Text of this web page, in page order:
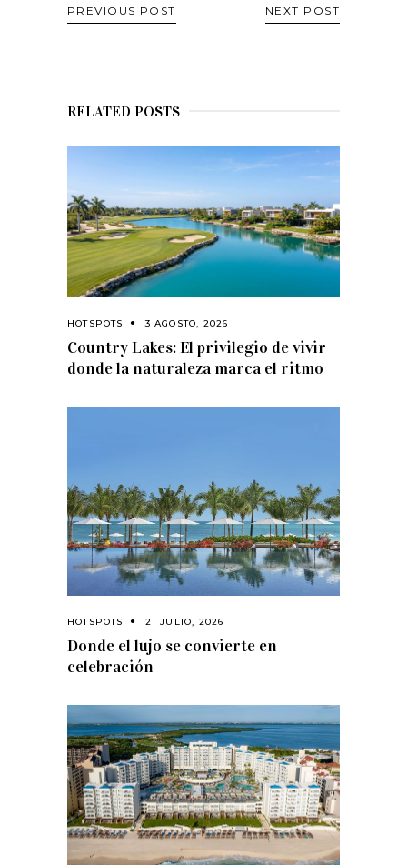
PREVIOUS POST NEXT POST
RELATED POSTS
HOTSPOTS 3 AGOSTO, 2026
Country Lakes: El privilegio de vivir
donde la naturaleza marca el ritmo
HOTSPOTS 21 JULIO, 2026
Donde el lujo se convierte en
celebración